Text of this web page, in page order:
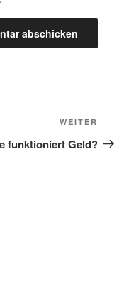
Beitrag
WEITER
funktioniert Geld?